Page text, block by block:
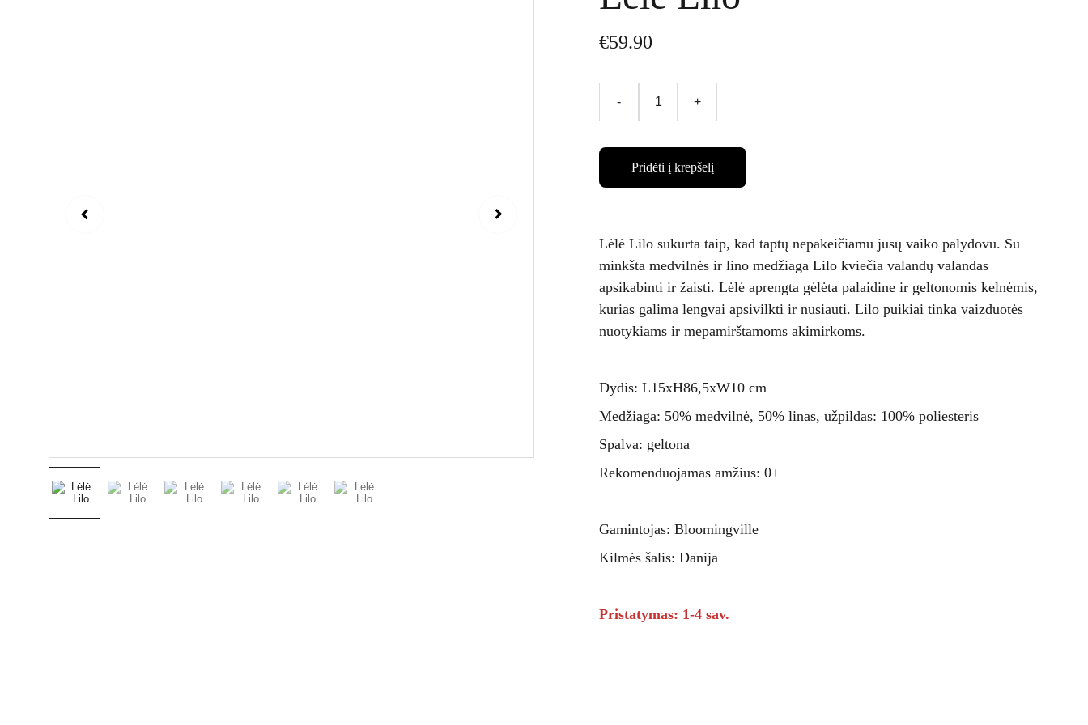
€59.90
- +
Pridėti į krepšelį
Lėlė Lilo sukurta taip, kad taptų nepakeičiamu jūsų vaiko palydovu. Su
minkšta medvilnės ir lino medžiaga Lilo kviečia valandų valandas
apsikabinti ir žaisti. Lėlė aprengta gėlėta palaidine ir geltonomis kelnėmis,
kurias galima lengvai apsivilkti ir nusiauti. Lilo puikiai tinka vaizduotės
nuotykiams ir mepamirštamoms akimirkoms.
Dydis: L15xH86,5xW10 cm
Medžiaga: 50% medvilnė, 50% linas, užpildas: 100% poliesteris
Spalva: geltona
Rekomenduojamas amžius: 0+
Gamintojas: Bloomingville
Kilmės šalis: Danija
Pristatymas: 1-4 sav.